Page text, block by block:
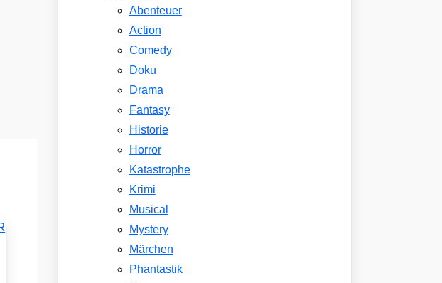
Abenteuer
Action
Comedy
Doku
Drama
Fantasy
Historie
Horror
Katastrophe
Krimi
Musical
Mystery
Märchen
Phantastik